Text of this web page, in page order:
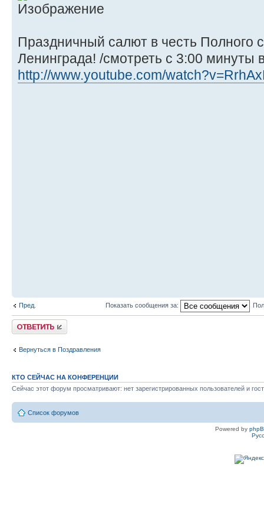
Праздничный салют в честь Полного
Ленинграда! /смотреть с 3:00 минуты
http://www.youtube.com/
Пред. Показать сообщения за:
Ответить
Вернуться в Поздравления
КТО СЕЙЧАС НА КОНФЕРЕНЦИИ
Сейчас этот форум просматривают: нет зарегистрированных пользователей и
Список форумов
Powered by